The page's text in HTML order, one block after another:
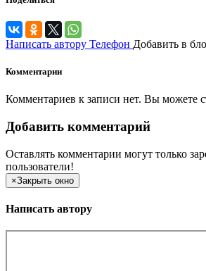
Написать автору Телефон Добавить в
Комментарии
Комментариев к записи нет. Вы можете
Добавить комментарий
Оставлять комментарии могут только
пользователи!
×Закрыть окно
Написать автору